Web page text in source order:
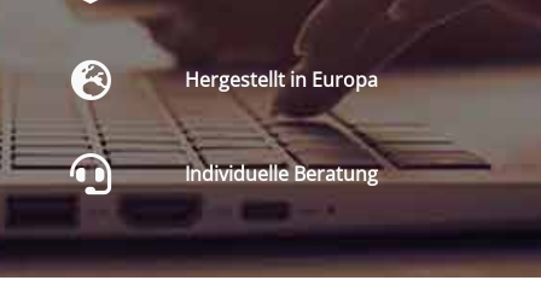
Hergestellt in Europa
Individuelle Beratung